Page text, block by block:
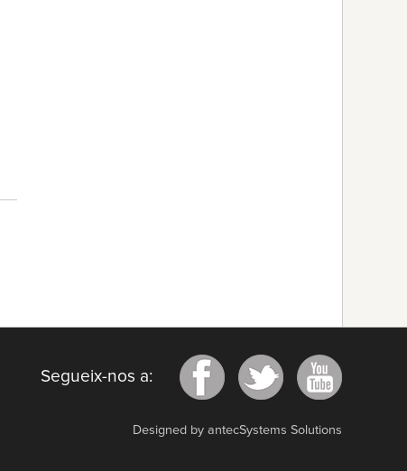
Segueix-nos a:
Designed by antecSystems Solutions